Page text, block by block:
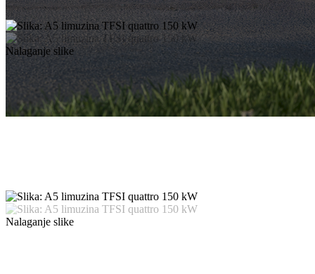
Nalaganje slike
Nalaganje slike